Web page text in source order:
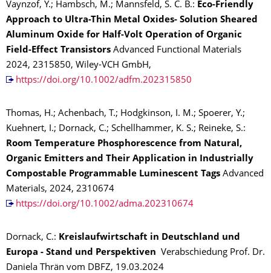
Vaynzof, Y.; Hambsch, M.; Mannsfeld, S. C. B.: Eco-Friendly
Approach to Ultra-Thin Metal Oxides- Solution Sheared
Aluminum Oxide for Half-Volt Operation of Organic
Field-Effect Transistors Advanced Functional Materials
2024, 2315850, Wiley-VCH GmbH,
https://doi.org/10.1002/adfm.202315850
Thomas, H.; Achenbach, T.; Hodgkinson, I. M.; Spoerer, Y.;
Kuehnert, I.; Dornack, C.; Schellhammer, K. S.; Reineke, S.:
Room Temperature Phosphorescence from Natural,
Organic Emitters and Their Application in Industrially
Compostable Programmable Luminescent Tags Advanced
Materials, 2024, 2310674
https://doi.org/10.1002/adma.202310674
Dornack, C.: Kreislaufwirtschaft in Deutschland und
Europa - Stand und Perspektiven Verabschiedung Prof. Dr.
Daniela Thrän vom DBFZ, 19.03.2024